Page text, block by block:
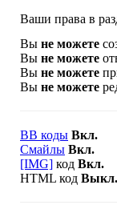
Ваши права в
Вы не можете
Вы не можете
Вы не можете
Вы не можете
BB коды Вкл.
Смайлы Вкл.
[IMG] код Вкл.
HTML код Выкл.